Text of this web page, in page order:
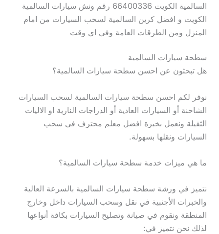
السالمية الكويت 66400336 رقم ونش سيارات السالمية
الكويت و افضل كرين السالمية لسحب السيارات من امام
المنزل ومن الطرقات العامة وفي اي وقت
سطحة سيارات السالمية
هل تبحثون عن احسن سطحة سيارات السالمية؟
نوفر لكم احسن سطحة سيارات السالمية لسحب السيارات
الشاحنة أو السيارات العادية أو الدراجات النارية او الاليات
الثقيلة ونعمل بخبرة افضل معلم محترف في سحب
السيارات ونقلها بسهولة.
ما هي ميزات خدمة سطحة سيارات السالمية؟
نتميز في ورشة سطحة سيارات السالمية بالسرعة العالية
والخبرات الأجنبية في نقل وسحب السيارات داخل وخارج
المنطقة ونقوم في صيانة وتصليح السيارات بكافة أنواعها
لذلك نحن نتميز في: